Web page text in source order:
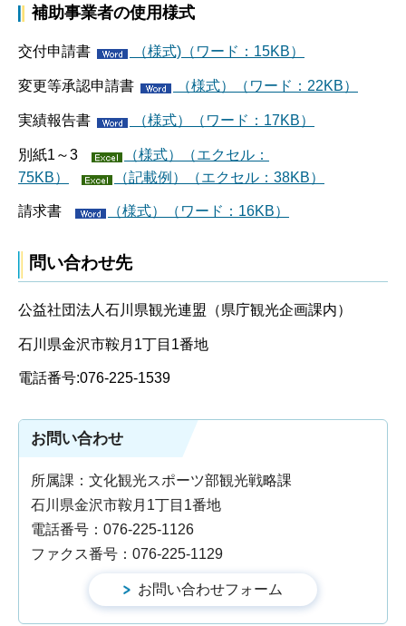
補助事業者の使用様式
交付申請書 （様式)（ワード：15KB）
変更等承認申請書 （様式）（ワード：22KB）
実績報告書 （様式）（ワード：17KB）
別紙1～3
（様式）（エクセル：
75KB）
（記載例）（エクセル：38KB）
請求書 （様式）（ワード：16KB）
問い合わせ先
公益社団法人石川県観光連盟（県庁観光企画課内）
石川県金沢市鞍月1丁目1番地
電話番号:076-225-1539
お問い合わせ
所属課：文化観光スポーツ部観光戦略課
石川県金沢市鞍月1丁目1番地
電話番号：076-225-1126
ファクス番号：076-225-1129